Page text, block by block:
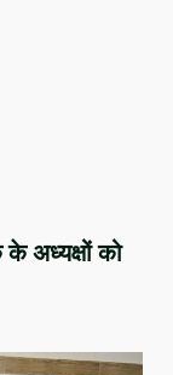
के अध्यक्षों को